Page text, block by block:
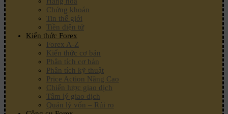
Chứng khoán
Tin thế giới
Tiền điện tử
Kiến thức Forex
Forex A-Z
Kiến thức cơ bản
Phân tích cơ bản
Phân tích kỹ thuật
Price Action Nâng Cao
Chiến lược giao dịch
Tâm lý giao dịch
Quản lý vốn – Rủi ro